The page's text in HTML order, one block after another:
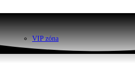
VIP zóna